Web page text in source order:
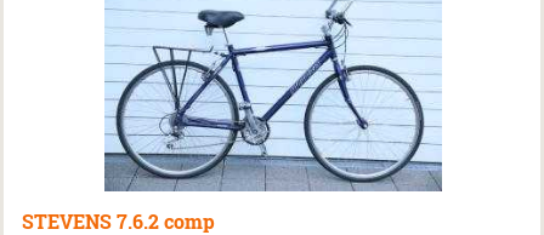
STEVENS 7.6.2 comp